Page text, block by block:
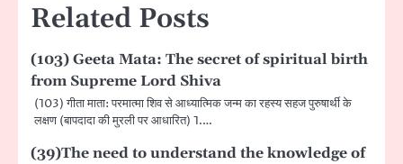
Related Posts
(103) Geeta Mata: The secret of spiritual birth
from Supreme Lord Shiva
(103) गीता माता: परमात्मा शिव से आध्यात्मिक जन्म का रहस्य सहज पुरुषार्थी के
लक्षण (बापदादा की मुरली पर आधारित) 1.…
(39)The need to understand the knowledge of